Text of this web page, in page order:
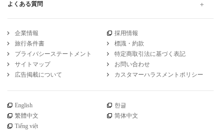
よくある質問
企業情報
採用情報
旅行条件書
標識・約款
プライバシーステートメント
特定商取引法に基づく表記
サイトマップ
お問い合わせ
広告掲載について
カスタマーハラスメントポリシー
English
한글
繁體中文
简体中文
Tiếng việt